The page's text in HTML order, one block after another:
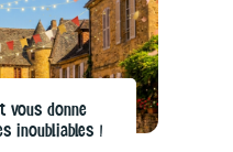
vous donne
inoubliables !